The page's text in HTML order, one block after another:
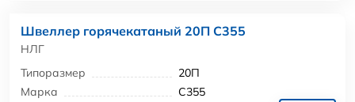
Швеллер горячекатаный 20П С355
НЛГ
Типоразмер
20П
Марка
С355